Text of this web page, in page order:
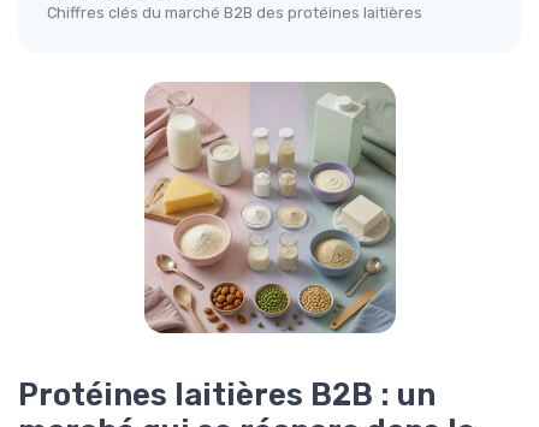
Chiffres clés du marché B2B des protéines laitières
Protéines laitières B2B : un